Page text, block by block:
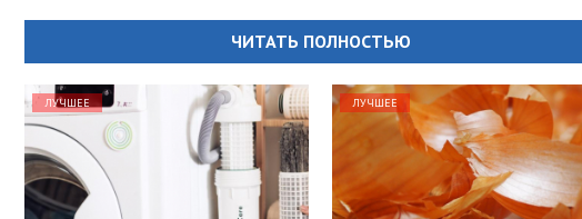
ЧИТАТЬ ПОЛНОСТЬЮ
ЛУЧШЕЕ ЛУЧШЕЕ